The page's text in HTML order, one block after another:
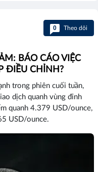
0 Theo dõi
BÁO CÁO VIỆC
ĐIỀU CHỈNH?
trong phiên cuối tuần,
dịch quanh vùng đỉnh
quanh 4.379 USD/ounce,
USD/ounce.